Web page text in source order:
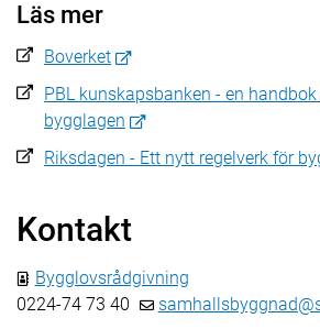
Läs mer
Boverket
PBL kunskapsbanken - en
bygglagen
Riksdagen - Ett nytt regelverk för
Kontakt
Bygglovsrådgivning
0224-74 73 40